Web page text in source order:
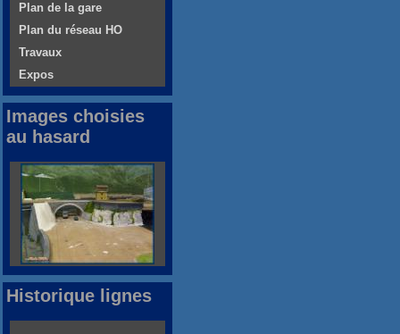
Plan de la gare
Plan du réseau HO
Travaux
Expos
Images choisies
au hasard
Historique lignes